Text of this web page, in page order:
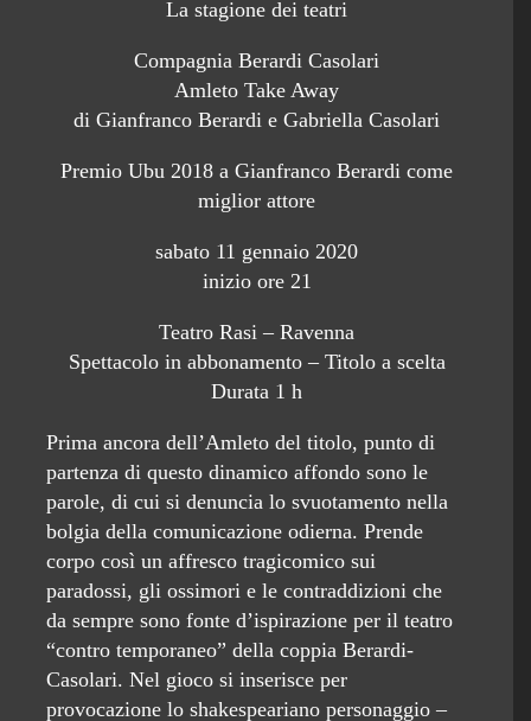
La stagione dei teatri
Compagnia Berardi Casolari
Amleto Take Away
di Gianfranco Berardi e Gabriella Casolari
Premio Ubu 2018 a Gianfranco Berardi come
miglior attore
sabato 11 gennaio 2020
inizio ore 21
Teatro Rasi – Ravenna
Spettacolo in abbonamento – Titolo a scelta
Durata 1 h
Prima ancora dell’Amleto del titolo, punto di
partenza di questo dinamico affondo sono le
parole, di cui si denuncia lo svuotamento nella
bolgia della comunicazione odierna. Prende
corpo così un affresco tragicomico sui
paradossi, gli ossimori e le contraddizioni che
da sempre sono fonte d’ispirazione per il teatro
“contro temporaneo” della coppia Berardi-
Casolari. Nel gioco si inserisce per
provocazione lo shakespeariano personaggio –